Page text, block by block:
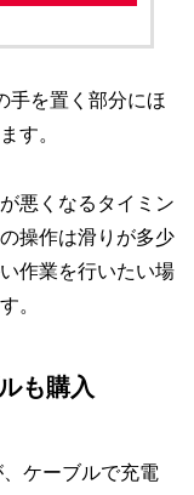
手を置く部分にほ
す。
悪くなるタイミン
操作は滑りが多少
作業を行いたい場
。
も購入
ケーブルで充電